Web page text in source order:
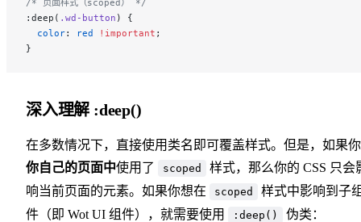
:deep( .wd-button ) {
  color
: red !important ;
}
深入理解 :deep()
在多数情况下，直接使用类名即可覆盖样式。但是，如果
你自己的页面中使用了 scoped
样式，那么你的 CSS 只会
响当前页面的元素。如果你想在
scoped
样式中影响到子
件（即 Wot UI 组件），就需要使用
:deep() 伪类：